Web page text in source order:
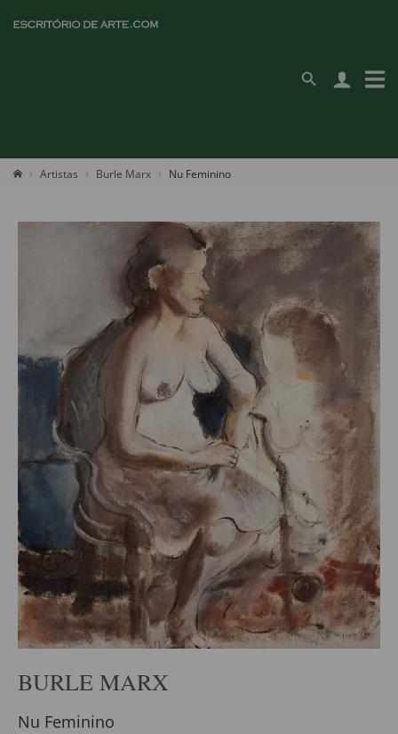
Artistas Burle Marx Nu Feminino
BURLE MARX
Nu Feminino